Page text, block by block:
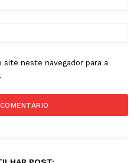
neste navegador para a